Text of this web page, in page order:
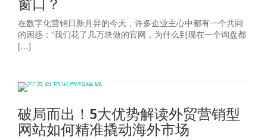
窗口？
在数字化营销日新月异的今天，许多企业主心中都有一个共同
的困惑：“我们花了几万块做的官网，为什么到现在一个询盘都
[…]
破局而出！5大优势解读外贸营销型
网站如何精准撬动海外市场